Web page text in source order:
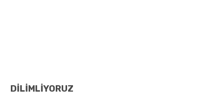
DİLİMLİYORUZ